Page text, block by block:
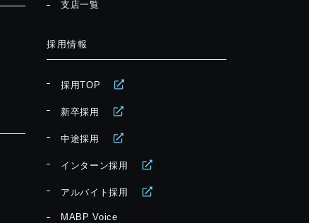
支店一覧
採用情報
採用TOP
新卒採用
中途採用
インターン採用
アルバイト採用
MABP Voice